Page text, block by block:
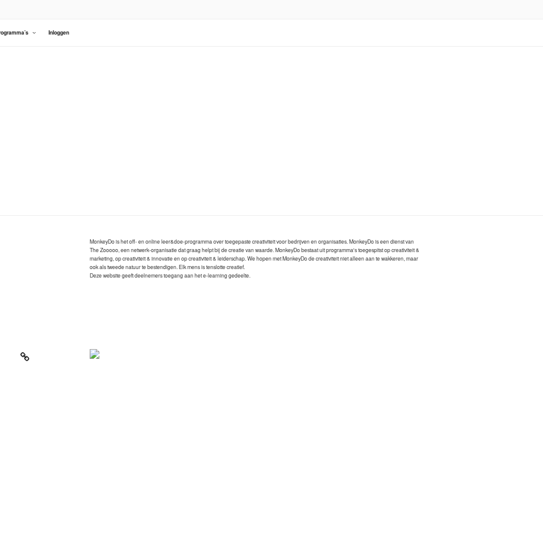
Inloggen
MonkeyDo is het off- en online leer&doe-programma over toegepaste creativiteit voor bedrijven en organisaties. MonkeyDo is een dienst van
The Zooooo, een netwerk-organisatie dat graag helpt bij de creatie van waarde. MonkeyDo bestaat uit programma's toegespitst op creativiteit &
marketing, op creativiteit & innovatie en op creativiteit & leiderschap. We hopen met MonkeyDo de creativiteit niet alleen aan te wakkeren, maar
ook als tweede natuur te bestendigen. Elk mens is tenslotte creatief.
Deze website geeft deelnemers toegang aan het e-learning gedeelte.